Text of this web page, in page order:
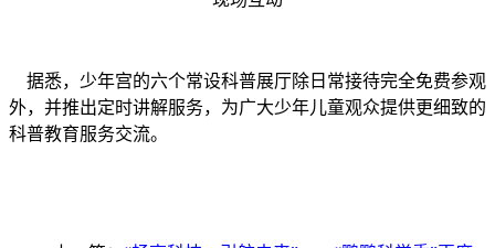
据悉，少年宫的六个常设科普展厅除日常接待完全免费参观
外，并推出定时讲解服务，为广大少年儿童观众提供更细致的
科普教育服务交流。